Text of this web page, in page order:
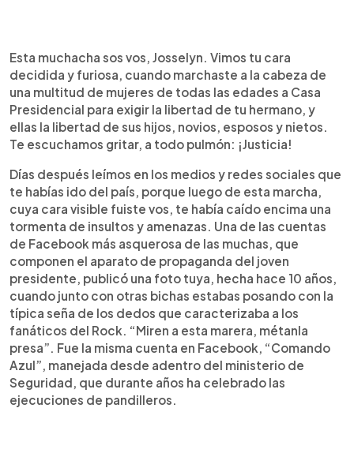
Esta muchacha sos vos, Josselyn. Vimos tu cara
decidida y furiosa, cuando marchaste a la cabeza de
una multitud de mujeres de todas las edades a Casa
Presidencial para exigir la libertad de tu hermano, y
ellas la libertad de sus hijos, novios, esposos y nietos.
Te escuchamos gritar, a todo pulmón: ¡Justicia!
Días después leímos en los medios y redes sociales que
te habías ido del país, porque luego de esta marcha,
cuya cara visible fuiste vos, te había caído encima una
tormenta de insultos y amenazas. Una de las cuentas
de Facebook más asquerosa de las muchas, que
componen el aparato de propaganda del joven
presidente, publicó una foto tuya, hecha hace 10 años,
cuando junto con otras bichas estabas posando con la
típica seña de los dedos que caracterizaba a los
fanáticos del Rock. “Miren a esta marera, métanla
presa”. Fue la misma cuenta en Facebook, “Comando
Azul”, manejada desde adentro del ministerio de
Seguridad, que durante años ha celebrado las
ejecuciones de pandilleros.